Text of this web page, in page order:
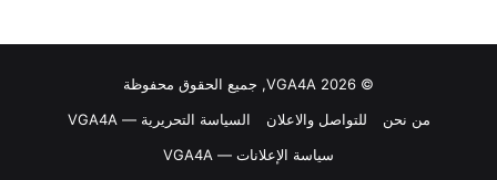
© VGA4A 2026, جميع الحقوق محفوظة
من نحن
للتواصل والاعلان
السياسة التحريرية — VGA4A
سياسة الإعلانات — VGA4A